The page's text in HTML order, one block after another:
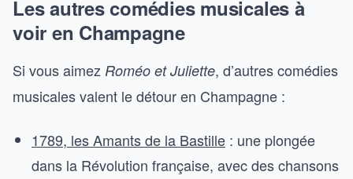
Les autres comédies musicales à
voir en Champagne
Si vous aimez Roméo et Juliette, d’autres comédies
musicales valent le détour en Champagne :
1789, les Amants de la Bastille : une plongée
dans la Révolution française, avec des chansons